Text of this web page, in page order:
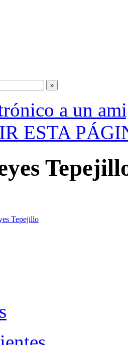
a un
ESTA
Tepejillo